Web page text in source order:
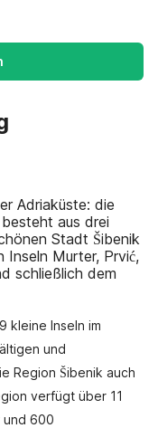
Adriaküste: die
aus drei
Stadt Šibenik
Inseln Murter, Prvić,
schließlich dem
kleine Inseln im
und
Region Šibenik auch
verfügt über 11
und 600